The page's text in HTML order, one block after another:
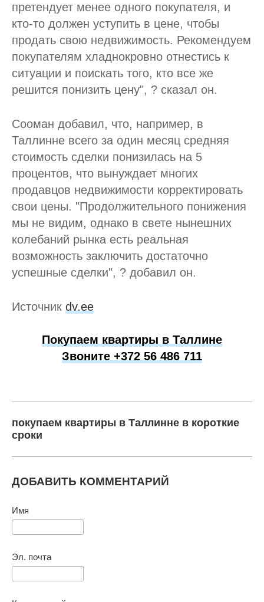
претендует менее одного покупателя, и
кто-то должен уступить в цене, чтобы
продать свою недвижимость. Рекомендуем
покупателям хладнокровно отнестись к
ситуации и поискать того, кто все же
решится понизить цену", ? сказал он.
Сооман добавил, что, например, в
Таллинне всего за один месяц средняя
стоимость сделки понизилась на 5
процентов, что вынуждает многих
продавцов недвижимости корректировать
свои цены. "Продолжительного понижения
мы не видим, однако в свете нынешних
колебаний рынка есть реальная
возможность заключить достаточно
успешные сделки", ? добавил он.
Источник dv.ee
Покупаем квартиры в Таллине
Звоните +372 56 486 711
покупаем квартиры в Таллинне в короткие
сроки
ДОБАВИТЬ КОММЕНТАРИЙ
Имя
Эл. почта